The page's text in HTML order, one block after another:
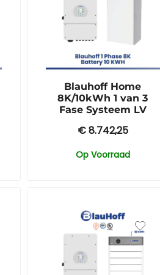
Blauhoff Home
8K/10kWh 1 van 3
Fase Systeem LV
€8.742,25
Op Voorraad